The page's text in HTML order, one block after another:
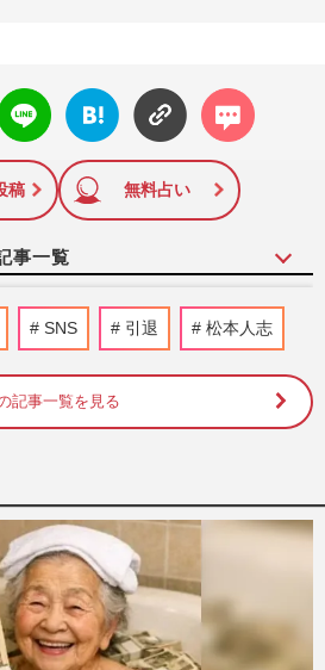
主婦と生活社が運営する日本のニュ
ほか、女性週刊誌『週刊女性』の誌
、インターネット利用者層にとって
事を、WEB向けにリライトして配信
LINE
はてな
ブック
に追加
コメン
ト
稿 無料占い
事一覧
・城島茂と松岡昌宏、30年続い
プ』CM継続出演も「ついに2人だ
性』編集部 2026/8/3
ープ』CM継続出演も「ついに2人だ
ファンが感じた“寂しさ…
PRIME 2026/6/13
・城島茂と松岡昌宏、30年続い
プ』CM継続出演も「ついに2人だ
ファンが感じた“寂しさ…
SNS 引退 松本人志
記事一覧を見る